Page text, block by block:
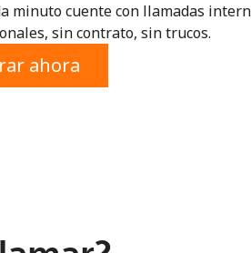
minuto cuente con llamadas
sin contrato, sin trucos.
ahora